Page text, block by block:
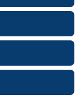
erid: 2SDnjcrDNw6